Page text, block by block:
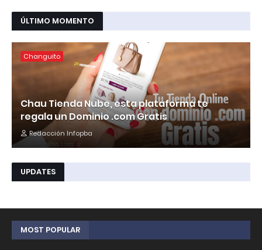
ÚLTIMO MOMENTO
Changuito
Chau Tienda Nube, esta plataforma te
regala un Dominio .com Gratis
Redacción Infopba
UPDATES
MOST POPULAR